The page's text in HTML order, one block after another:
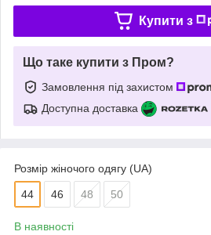
Купити з
Що таке купити з Пром?
Замовлення під захистом
Доступна доставка
Розмір жіночого одягу (UA)
44 46 48 50
В наявності